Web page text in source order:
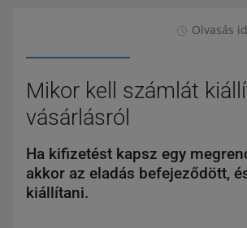
Olvasás
Mikor kell számlát
vásárlásról
Ha kifizetést kapsz egy
akkor az eladás befejeződött,
kiállítani.